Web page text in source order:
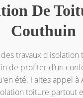
De
Couthuin
travaux d'isolation
de profiter d‘un
été. Faites appel
toiture partout